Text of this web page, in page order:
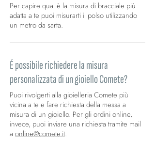
Per capire qual è la misura di bracciale più
adatta a te puoi misurarti il polso utilizzando
un metro da sarta.
É possibile richiedere la misura
personalizzata di un gioiello Comete?
Puoi rivolgerti alla gioielleria Comete più
vicina a te e fare richiesta della messa a
misura di un gioiello. Per gli ordini online,
invece, puoi inviare una richiesta tramite mail
a online@comete.it.